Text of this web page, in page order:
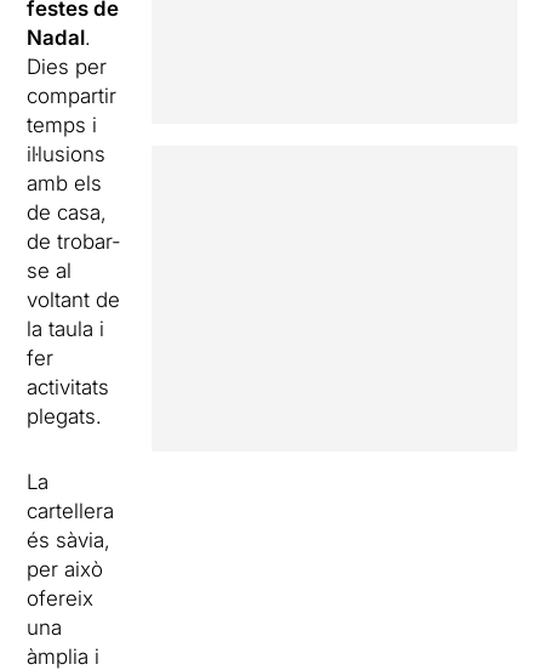
festes de
Nadal.
Dies per
compartir
temps i
il·lusions
amb els
de casa,
de trobar-
se al
voltant de
la taula i
fer
activitats
plegats.
La
cartellera
és sàvia,
per això
ofereix
una
àmplia i